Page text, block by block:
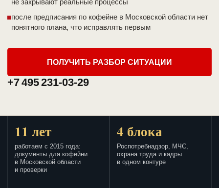
не закрывают реальные процессы
после предписания по кофейне в Московской области нет
понятного плана, что исправлять первым
ПОЛУЧИТЬ РАЗБОР СИТУАЦИИ
+7 495 231-03-29
11 лет
работаем с 2015 года:
документы для кофейни
в Московской области
и проверки
4 блока
Роспотребнадзор, МЧС,
охрана труда и кадры
в одном контуре